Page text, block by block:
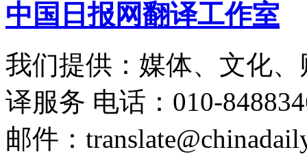
中国日报网翻译工作室
我们提供：媒体、文化
译服务 电话：010-
邮件：